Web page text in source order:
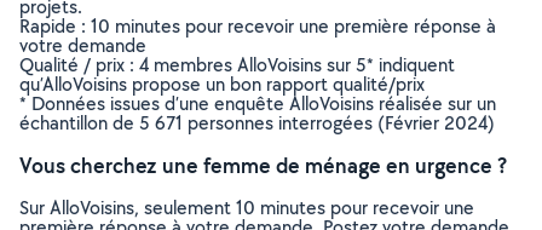
projets.
Rapide : 10 minutes pour recevoir une première réponse à
votre demande
Qualité / prix : 4 membres AlloVoisins sur 5* indiquent
qu’AlloVoisins propose un bon rapport qualité/prix
* Données issues d’une enquête AlloVoisins réalisée sur un
échantillon de 5 671 personnes interrogées (Février 2024)
Vous cherchez une femme de ménage en urgence ?
Sur AlloVoisins, seulement 10 minutes pour recevoir une